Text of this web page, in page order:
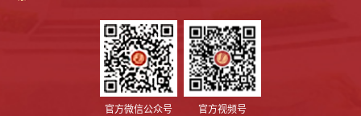
官方微信公众号 官方视频号